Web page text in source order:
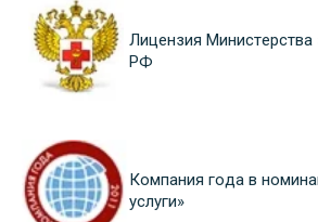
Лицензия Министерства
РФ
Компания года в
услуги»